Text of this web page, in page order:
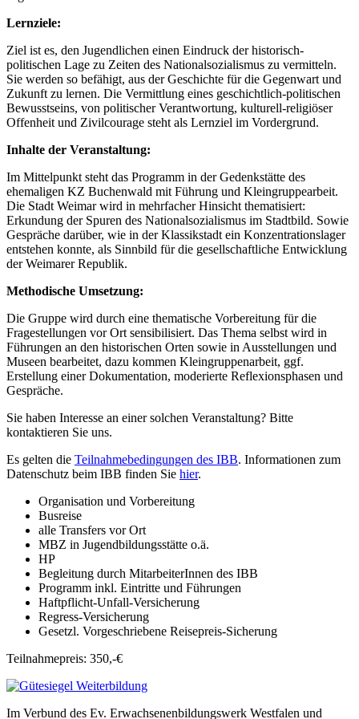
Lernziele:
Ziel ist es, den Jugendlichen einen Eindruck der historisch-
politischen Lage zu Zeiten des Nationalsozialismus zu vermitteln.
Sie werden so befähigt, aus der Geschichte für die Gegenwart und
Zukunft zu lernen. Die Vermittlung eines geschichtlich-politischen
Bewusstseins, von politischer Verantwortung, kulturell-religiöser
Offenheit und Zivilcourage steht als Lernziel im Vordergrund.
Inhalte der Veranstaltung:
Im Mittelpunkt steht das Programm in der Gedenkstätte des
ehemaligen KZ Buchenwald mit Führung und Kleingruppearbeit.
Die Stadt Weimar wird in mehrfacher Hinsicht thematisiert:
Erkundung der Spuren des Nationalsozialismus im Stadtbild. Sowie
Gespräche darüber, wie in der Klassikstadt ein Konzentrationslager
entstehen konnte, als Sinnbild für die gesellschaftliche Entwicklung
der Weimarer Republik.
Methodische Umsetzung:
Die Gruppe wird durch eine thematische Vorbereitung für die
Fragestellungen vor Ort sensibilisiert. Das Thema selbst wird in
Führungen an den historischen Orten sowie in Ausstellungen und
Museen bearbeitet, dazu kommen Kleingruppenarbeit, ggf.
Erstellung einer Dokumentation, moderierte Reflexionsphasen und
Gespräche.
Sie haben Interesse an einer solchen Veranstaltung? Bitte
kontaktieren Sie uns.
Es gelten die Teilnahmebedingungen des IBB. Informationen zum
Datenschutz beim IBB finden Sie hier.
Organisation und Vorbereitung
Busreise
alle Transfers vor Ort
MBZ in Jugendbildungsstätte o.ä.
HP
Begleitung durch MitarbeiterInnen des IBB
Programm inkl. Eintritte und Führungen
Haftpflicht-Unfall-Versicherung
Regress-Versicherung
Gesetzl. Vorgeschriebene Reisepreis-Sicherung
Teilnahmepreis: 350,-€
Im Verbund des Ev. Erwachsenenbildungswerk Westfalen und